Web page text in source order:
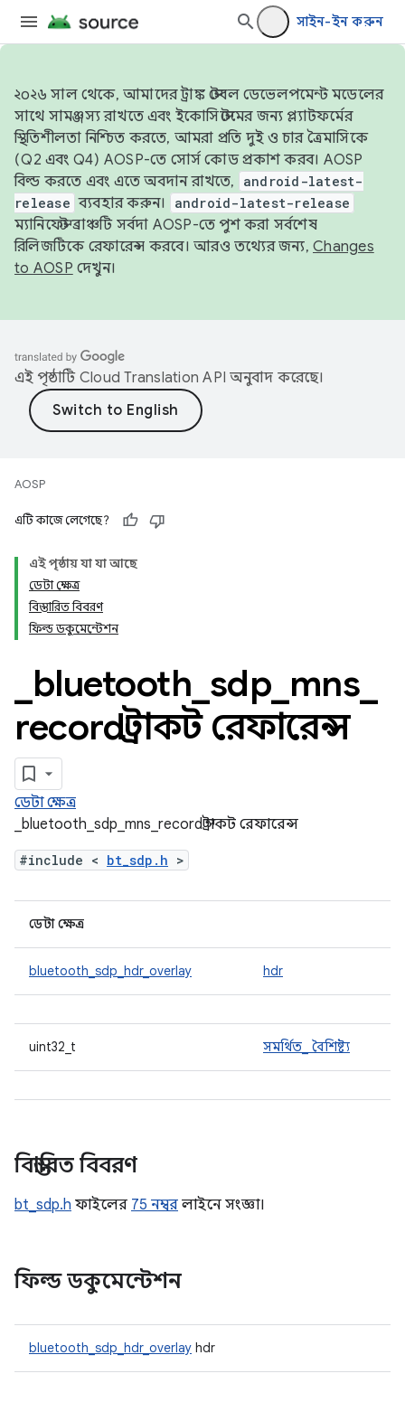
সাইন-ইন করুন
২০২৬ সাল থেকে, আমাদের ট্রাঙ্ক স্টেবল ডেভেলপমেন্ট মডেলের
সাথে সামঞ্জস্য রাখতে এবং ইকোসিস্টেমের জন্য প্ল্যাটফর্মের
স্থিতিশীলতা নিশ্চিত করতে, আমরা প্রতি দুই ও চার ত্রৈমাসিকে
(Q2 এবং Q4) AOSP-তে সোর্স কোড প্রকাশ করব। AOSP
বিল্ড করতে এবং এতে অবদান রাখতে,
android-latest-
release ব্যবহার করুন। android-latest-release
ম্যানিফেস্ট ব্রাঞ্চটি সর্বদা AOSP-তে পুশ করা সর্বশেষ
রিলিজটিকে রেফারেন্স করবে। আরও তথ্যের জন্য, Changes
to AOSP দেখুন।
এই পৃষ্ঠাটি Cloud Translation API অনুবাদ করেছে।
AOSP
এটি কাজে লেগেছে?
এই পৃষ্ঠায় যা যা আছে
ডেটা ক্ষেত্র
বিস্তারিত বিবরণ
ফিল্ড ডকুমেন্টেশন
bluetooth sdp mns
record স্ট্রাকট রেফারেন্স
ডেটা ক্ষেত্র
_bluetooth_sdp_mns_record স্ট্রাকট রেফারেন্স
#include < bt_sdp.h >
ডেটা ক্ষেত্র
bluetooth_sdp_hdr_overlay hdr
uint32_t সমর্থিত_ বৈশিষ্ট্য
বিস্তারিত বিবরণ
bt_sdp.h ফাইলের 75 নম্বর লাইনে সংজ্ঞা।
ফিল্ড ডকুমেন্টেশন
bluetooth_sdp_hdr_overlay hdr